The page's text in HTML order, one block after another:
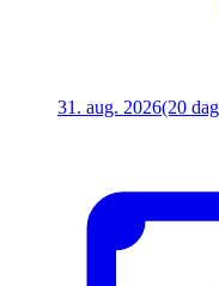
31. aug. 2026(20